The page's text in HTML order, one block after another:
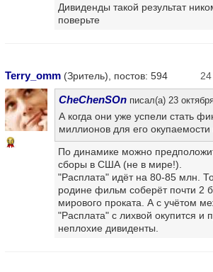
Дивиденды такой результат
поверьте
Terry_omm (Зритель), постов: 594
10
CheChenSOn писал(а) 23
А когда они уже успели стать
миллионов для его окупаемости
По динамике можно
сборы в США (не в мире!).
"Расплата" идёт на 80-85 млн.
родине фильм соберёт почти 2
мирового проката. А с учётом
"Расплата" с лихвой окупится и
неплохие дивиденты.